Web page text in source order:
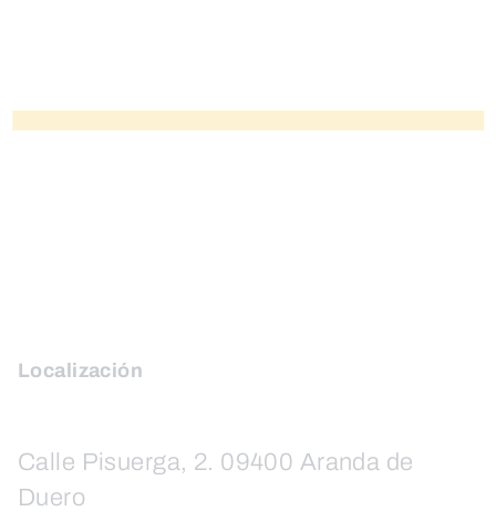
Localización
Calle Pisuerga, 2. 09400 Aranda de
Duero